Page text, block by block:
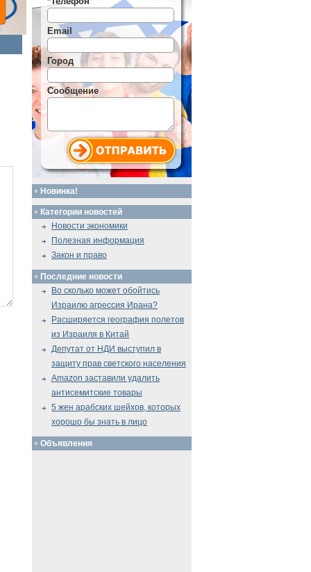
Email
Город
Сообщение
Новинка!
Категории новостей
Новости экономики
Полезная информация
Закон и право
Последние новости
Во сколько может обойтись
Израилю агрессия Ирана?
Расширяется география полетов
из Израиля в Китай
Депутат от НДИ выступил в
защиту прав светского населения
Amazon заставили удалить
антисемитские товары
5 жен арабских шейхов, которых
хорошо бы знать в лицо
Объявления